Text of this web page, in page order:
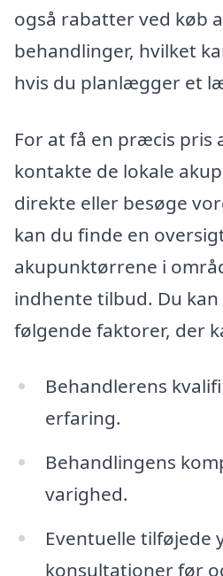
også rabatter ved køb
behandlinger, hvilket
hvis du planlægger et
For at få en præcis pris
kontakte de lokale
direkte eller besøge
kan du finde en
akupunktørrene i
indhente tilbud. Du
følgende faktorer, der
Behandlerens
erfaring.
Behandlingens
varighed.
Eventuelle tilføjede
konsultationer før